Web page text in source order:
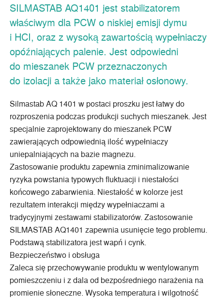
SILMASTAB AQ1401 jest stabilizatorem
właściwym dla PCW o niskiej emisji dymu
i HCI, oraz z wysoką zawartością wypełniaczy
opóźniających palenie. Jest odpowiedni
do mieszanek PCW przeznaczonych
do izolacji a także jako materiał osłonowy.
Silmastab AQ 1401 w postaci proszku jest łatwy do
rozproszenia podczas produkcji suchych mieszanek. Jest
specjalnie zaprojektowany do mieszanek PCW
zawierających odpowiednią ilość wypełniaczy
uniepalniających na bazie magnezu.
Zastosowanie produktu zapewnia zminimalizowanie
ryzyka powstania typowych fluktuacji i niestałości
końcowego zabarwienia. Niestałość w kolorze jest
rezultatem interakcji między wypełniaczami a
tradycyjnymi zestawami stabilizatorów. Zastosowanie
SILMASTAB AQ1401 zapewnia usunięcie tego problemu.
Podstawą stabilizatora jest wapń i cynk.
Bezpieczeństwo i obsługa
Zaleca się przechowywanie produktu w wentylowanym
pomieszczeniu i z dala od bezpośredniego narażenia na
promienie słoneczne. Wysoka temperatura i wilgotność